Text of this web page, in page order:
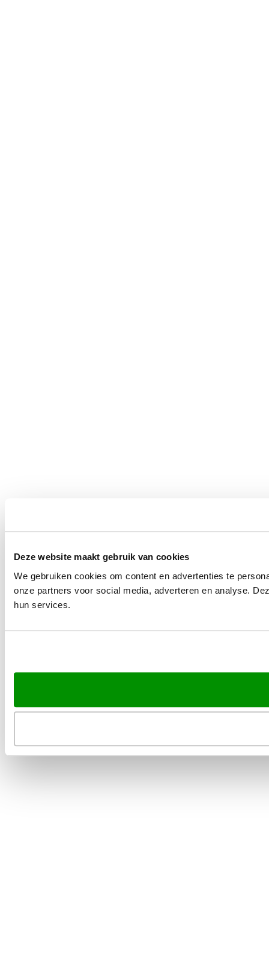
Deze website maakt gebruik van cookies
We gebruiken cookies om content en advertenties te
onze partners voor social media, adverteren en analyse.
hun services.